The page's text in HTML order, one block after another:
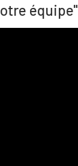
équipe"